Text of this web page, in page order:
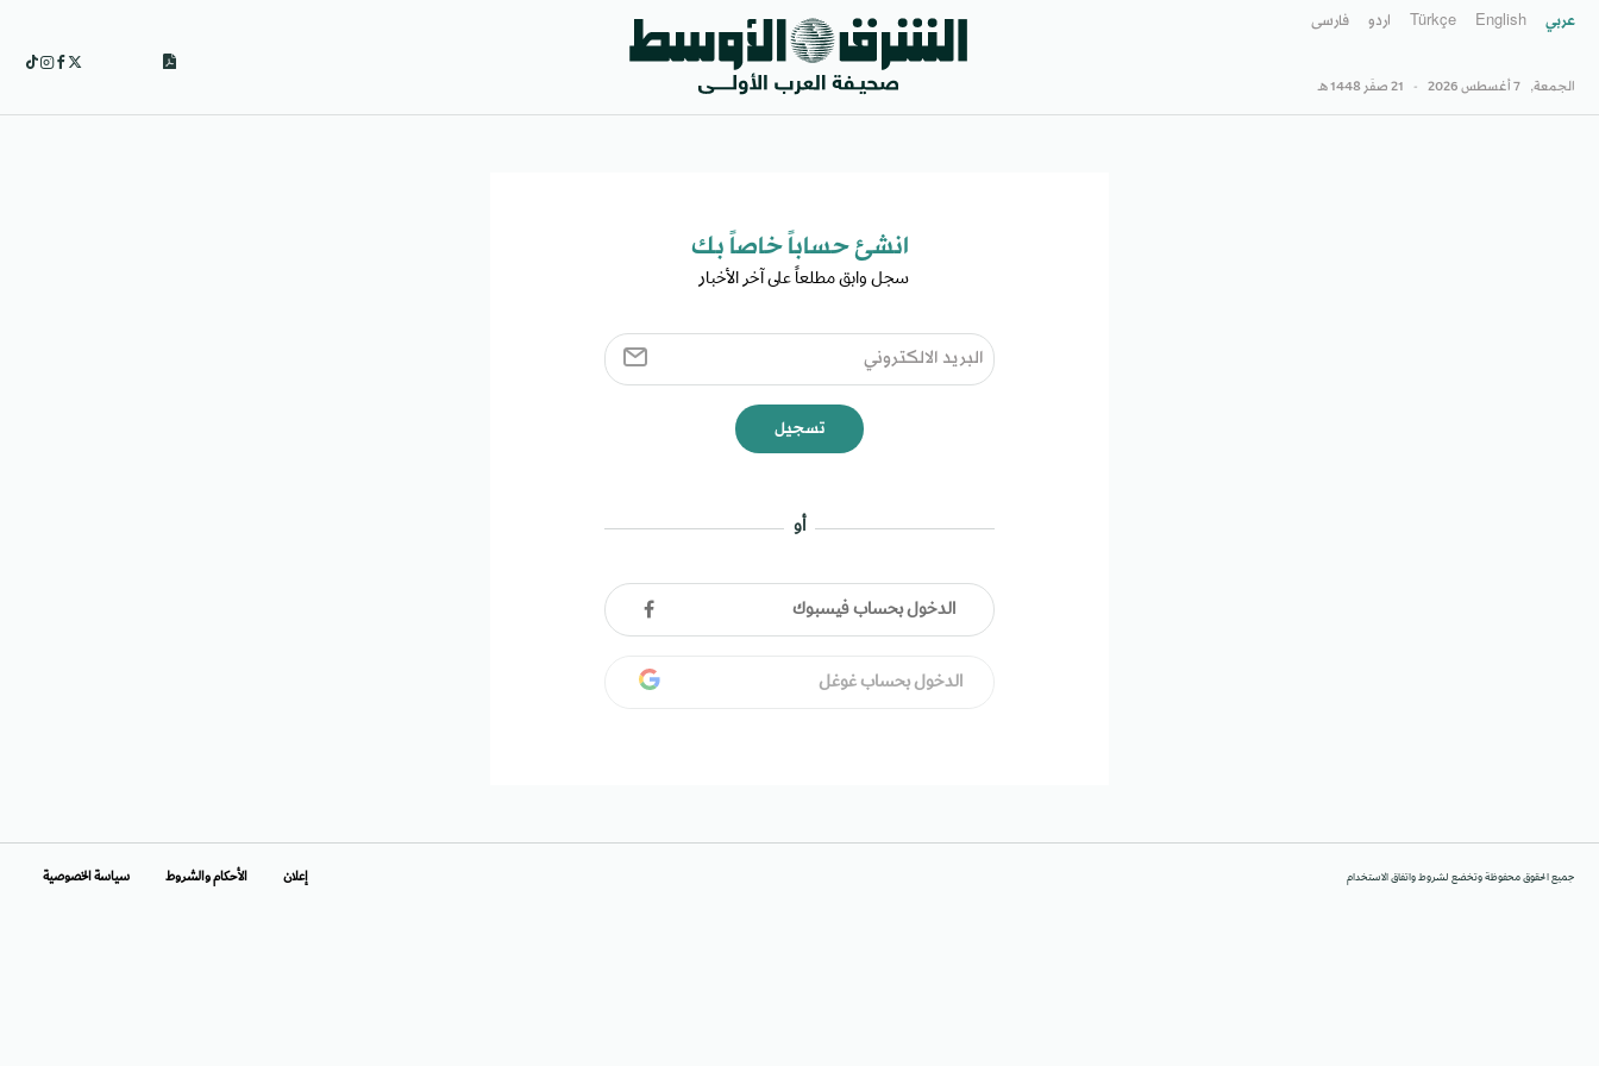
عربي English
Türkçe اردو فارسى
الجمعة, 7 أغسطس 2026 - 21 صفَر 1448 هـ
انشئ حساباً خاصاً بك​
سجل وابق مطلعاً على آخر الأخبار ​
تسجيل
أو
الدخول بحساب فيسبوك
الدخول بحساب غوغل
جميع الحقوق محفوظة وتخضع لشروط واتفاق الاستخدام إعلان الأحكام والشروط سياسة الخصوصية